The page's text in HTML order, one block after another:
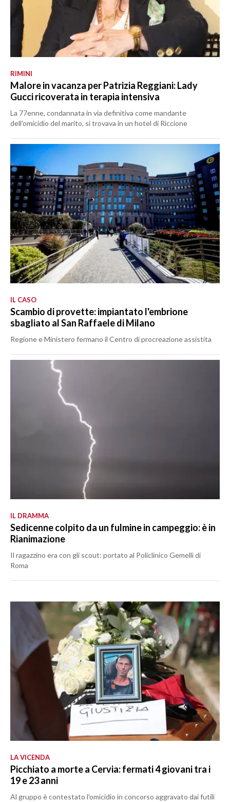
RIMINI
Malore in vacanza per Patrizia Reggiani: Lady
Gucci ricoverata in terapia intensiva
La 77enne, condannata in via definitiva come mandante
dell’omicidio del marito, si trovava in un hotel di Riccione
IL CASO
Scambio di provette: impiantato l'embrione
sbagliato al San Raffaele di Milano
Regione e Ministero fermano il Centro di procreazione assistita
IL DRAMMA
Sedicenne colpito da un fulmine in campeggio: è in
Rianimazione
Il ragazzino era con gli scout: portato al Policlinico Gemelli di
Roma
LA VICENDA
Picchiato a morte a Cervia: fermati 4 giovani tra i
19 e 23 anni
Al gruppo è contestato l'omicidio in concorso aggravato dai futili